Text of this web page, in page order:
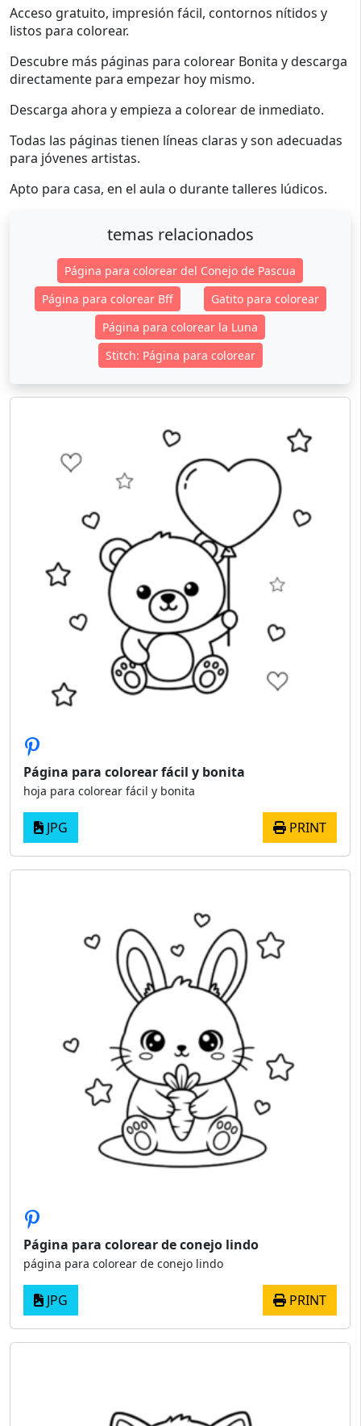
Acceso gratuito, impresión fácil, contornos nítidos y
listos para colorear.
Descubre más páginas para colorear Bonita y descarga
directamente para empezar hoy mismo.
Descarga ahora y empieza a colorear de inmediato.
Todas las páginas tienen líneas claras y son adecuadas
para jóvenes artistas.
Apto para casa, en el aula o durante talleres lúdicos.
temas relacionados
Página para colorear del Conejo de Pascua
Página para colorear Bff
Gatito para colorear
Página para colorear la Luna
Stitch: Página para colorear
Página para colorear fácil y bonita
hoja para colorear fácil y bonita
JPG PRINT
Página para colorear de conejo lindo
página para colorear de conejo lindo
JPG PRINT